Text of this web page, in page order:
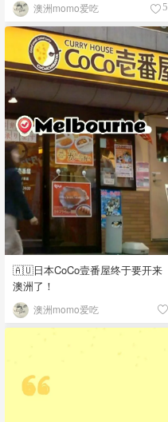
澳洲momo爱吃 5
🇦🇺日本CoCo壹番屋终于要开来
澳洲了！
澳洲momo爱吃